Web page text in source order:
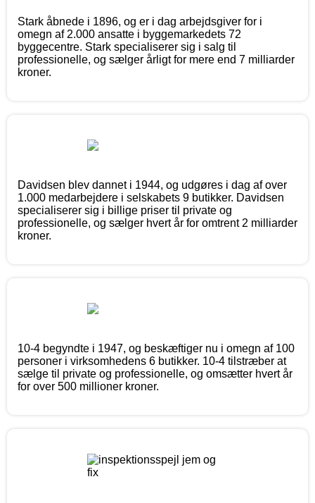
Stark åbnede i 1896, og er i dag arbejdsgiver for i
omegn af 2.000 ansatte i byggemarkedets 72
byggecentre. Stark specialiserer sig i salg til
professionelle, og sælger årligt for mere end 7 milliarder
kroner.
Davidsen blev dannet i 1944, og udgøres i dag af over
1.000 medarbejdere i selskabets 9 butikker. Davidsen
specialiserer sig i billige priser til private og
professionelle, og sælger hvert år for omtrent 2 milliarder
kroner.
10-4 begyndte i 1947, og beskæftiger nu i omegn af 100
personer i virksomhedens 6 butikker. 10-4 tilstræber at
sælge til private og professionelle, og omsætter hvert år
for over 500 millioner kroner.